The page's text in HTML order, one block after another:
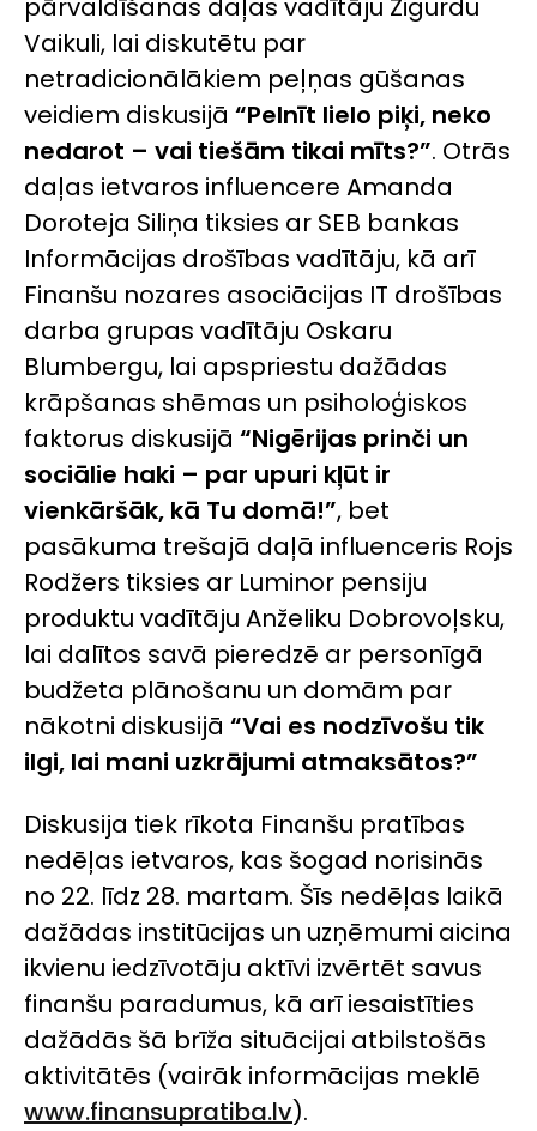
pārvaldīšanas daļas vadītāju Zigurdu
Vaikuli, lai diskutētu par
netradicionālākiem peļņas gūšanas
veidiem diskusijā “Pelnīt lielo piķi, neko
nedarot – vai tiešām tikai mīts?”. Otrās
daļas ietvaros influencere Amanda
Doroteja Siliņa tiksies ar SEB bankas
Informācijas drošības vadītāju, kā arī
Finanšu nozares asociācijas IT drošības
darba grupas vadītāju Oskaru
Blumbergu, lai apspriestu dažādas
krāpšanas shēmas un psiholoģiskos
faktorus diskusijā “Nigērijas prinči un
sociālie haki – par upuri kļūt ir
vienkāršāk, kā Tu domā!”, bet
pasākuma trešajā daļā influenceris Rojs
Rodžers tiksies ar Luminor pensiju
produktu vadītāju Anželiku Dobrovoļsku,
lai dalītos savā pieredzē ar personīgā
budžeta plānošanu un domām par
nākotni diskusijā “Vai es nodzīvošu tik
ilgi, lai mani uzkrājumi atmaksātos?”
Diskusija tiek rīkota Finanšu pratības
nedēļas ietvaros, kas šogad norisinās
no 22. līdz 28. martam. Šīs nedēļas laikā
dažādas institūcijas un uzņēmumi aicina
ikvienu iedzīvotāju aktīvi izvērtēt savus
finanšu paradumus, kā arī iesaistīties
dažādās šā brīža situācijai atbilstošās
aktivitātēs (vairāk informācijas meklē
www.finansupratiba.lv).